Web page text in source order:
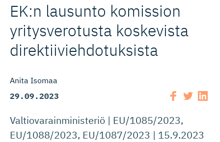
EK:n lausunto komission
yritysverotusta koskevista
direktiivieh­do­tuksista
Anita Isomaa
29.09.2023
Valtiovarainministeriö | EU/1085/2023,
EU/1088/2023, EU/1087/2023 | 15.9.2023